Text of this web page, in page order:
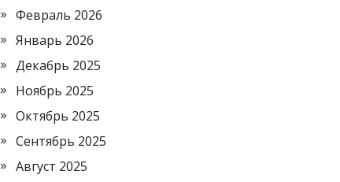
Февраль 2026
Январь 2026
Декабрь 2025
Ноябрь 2025
Октябрь 2025
Сентябрь 2025
Август 2025